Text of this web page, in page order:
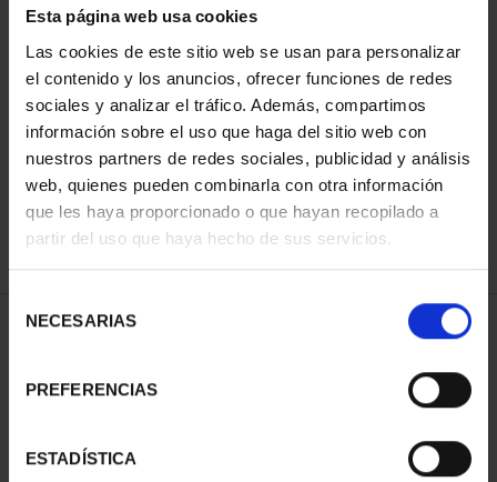
Esta página web usa cookies
Las cookies de este sitio web se usan para personalizar
el contenido y los anuncios, ofrecer funciones de redes
sociales y analizar el tráfico. Además, compartimos
información sobre el uso que haga del sitio web con
nuestros partners de redes sociales, publicidad y análisis
web, quienes pueden combinarla con otra información
que les haya proporcionado o que hayan recopilado a
partir del uso que haya hecho de sus servicios.
NECESARIAS
PREFERENCIAS
ESTADÍSTICA
ORDENAR POR:
REFINAR
1 Productos encontrados